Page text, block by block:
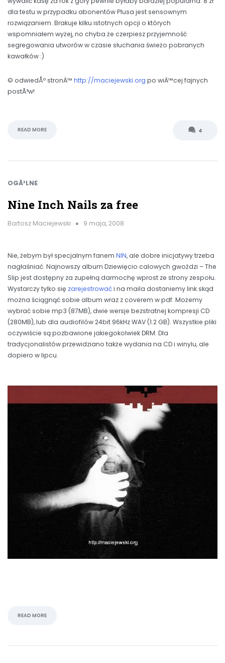
dla testu w przypadku abonentów Plusa jest sensownym
rozwiązaniem. Brakuje kilku istotnych opcji o których
wspomniałem wyżej, no chyba że czerpiesz przyjemność
segregowania utworów w czasie słuchania świeżo pobranych
kawałków :)
© odwiedÅº stronÄ™ http://maciejewski.org po wiÄ™cej fajnych
postÃ³w!
READ MORE 4
OGÃ³LNE
Nine Inch Nails za free
Bartosz Maciejewski 9 maja, 2008
Nie, żebym był specjalnym fanem NIN, ale dobre inicjatywy trzeba
nagłaśniać. Najnowszy album Dziewięcio calowych gwoździ – The
Slip jest dostępny za zupełną darmochę wprost ze strony zespołu.
Wystarczy tylko się zarejestrowaći na maila dostaniemy link skąd
można ściągnąć sobie album wraz z coverem w pdf. Możemy
wybrać sobie mp3 (87MB), dwie wersje bezstratnej kompresji CD
(280MB), lub dla audiofilów 24bit 96kHz WAV (1.2 GB). Wszystkie pliki
oczywiście są pozbawione jakiegokolwiek DRM. Dla
tradycjonalistów przewidziano także wydania na CD i winylu, ale
dopiero w lipcu.
READ MORE